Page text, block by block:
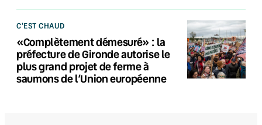
C'EST CHAUD
«Complètement démesuré» : la
préfecture de Gironde autorise le
plus grand projet de ferme à
saumons de l’Union européenne